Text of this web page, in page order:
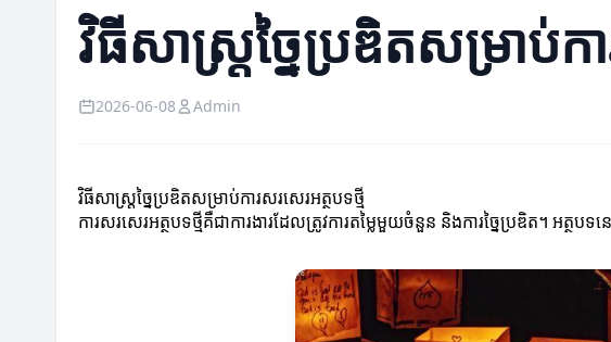
វិធីសាស្ត្រច្នៃប្រឌិតសម្រាប់ក
2026-06-08 Admin
វិធីសាស្ត្រច្នៃប្រឌិតសម្រាប់ការសរសេរ​អត្ថបទថ្មី
ការសរសេរ​អត្ថបទថ្មីគឺជាការងារដែលត្រូវការតម្លៃមួយចំនួន និងការច្នៃប្រឌិត។ អត្ថប